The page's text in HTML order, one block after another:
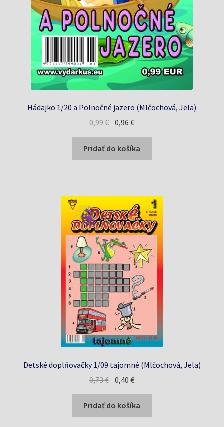
Hádajko 1/20 a Polnočné jazero (Mlčochová, Jela)
0,99€ Pôvodná
cena
bola:
0,99 €.
0,96€Aktuálna
cena
je:
0,96 €.
Pridať do košíka
Detské doplňovačky 1/09 tajomné (Mlčochová, Jela)
0,73€ Pôvodná
cena
bola:
0,73 €.
0,40€Aktuálna
cena
je:
0,40 €.
Pridať do košíka